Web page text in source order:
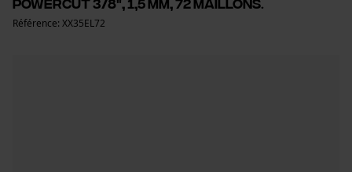
Référence: XX35EL72